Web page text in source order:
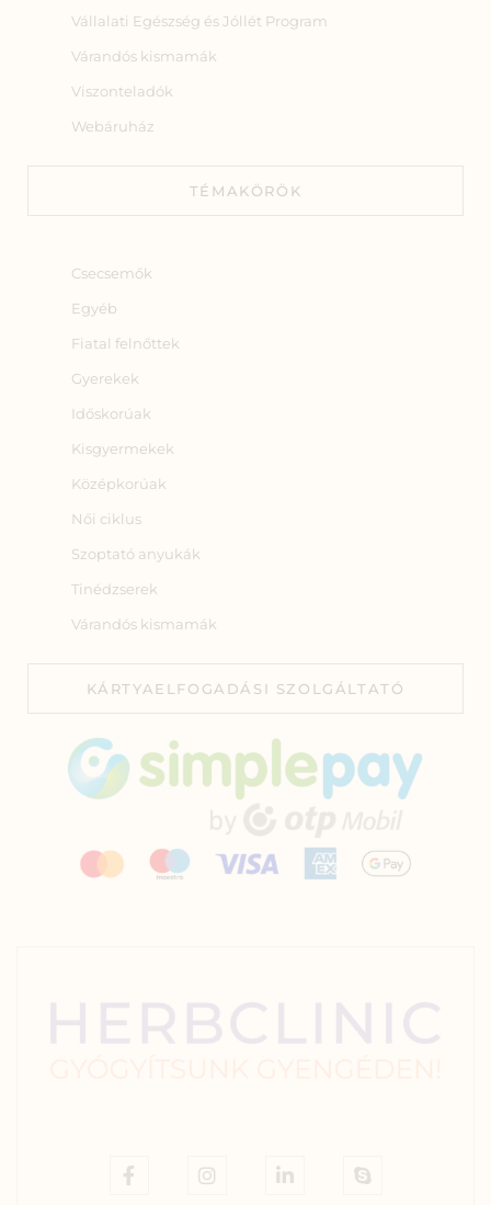
Vállalati Egészség és Jóllét Program
Várandós kismamák
Viszonteladók
Webáruház
TÉMAKÖRÖK
Csecsemők
Egyéb
Fiatal felnőttek
Gyerekek
Időskorúak
Kisgyermekek
Középkorúak
Női ciklus
Szoptató anyukák
Tinédzserek
Várandós kismamák
KÁRTYAELFOGADÁSI SZOLGÁLTATÓ